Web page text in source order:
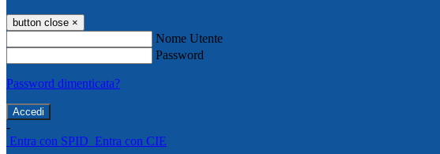
button close ×
Nome Utente
Password
Password dimenticata?
-
Entra con SPID Entra con CIE